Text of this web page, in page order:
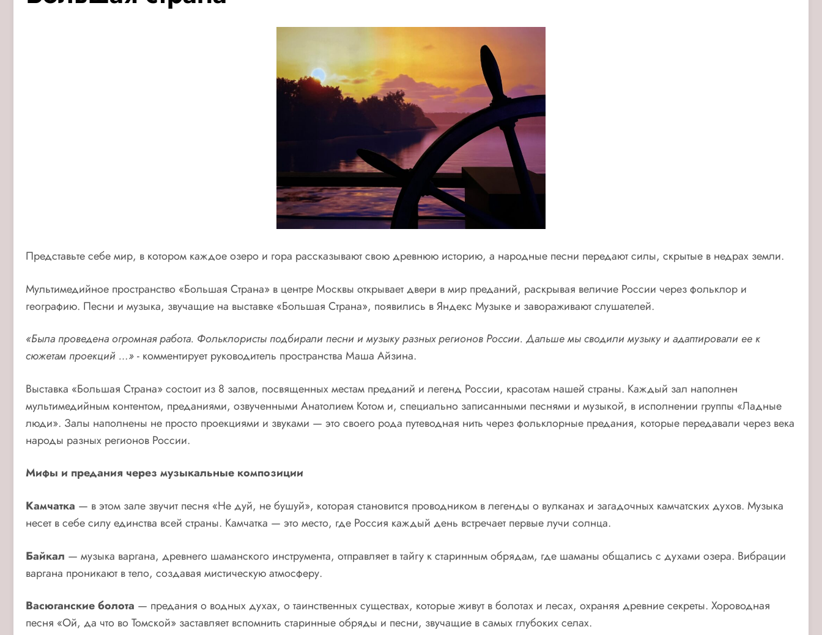
Представьте себе мир, в котором каждое озеро и гора рассказывают свою древнюю историю, а народные песни передают силы, скрытые в недрах земли.
Мультимедийное пространство «Большая Страна» в центре Москвы открывает двери в мир преданий, раскрывая величие России через фольклор и
географию. Песни и музыка, звучащие на выставке «Большая Страна», появились в Яндекс Музыке и завораживают слушателей.
«Была проведена огромная работа. Фольклористы подбирали песни и музыку разных регионов России. Дальше мы сводили музыку и адаптировали ее к
сюжетам проекций …»- комментирует руководитель пространства Маша Айзина.
Выставка «Большая Страна» состоит из 8 залов, посвященных местам преданий и легенд России, красотам нашей страны. Каждый зал наполнен
мультимедийным контентом, преданиями, озвученными Анатолием Котом и, специально записанными песнями и музыкой, в исполнении группы «Ладные
люди». Залы наполнены не просто проекциями и звуками — это своего рода путеводная нить через фольклорные предания, которые передавали через века
народы разных регионов России.
Мифы и предания через музыкальные композиции
Камчатка — в этом зале звучит песня «Не дуй, не бушуй», которая становится проводником в легенды о вулканах и загадочных камчатских духов. Музыка
несет в себе силу единства всей страны. Камчатка — это место, где Россия каждый день встречает первые лучи солнца.
Байкал — музыка варгана, древнего шаманского инструмента, отправляет в тайгу к старинным обрядам, где шаманы общались с духами озера. Вибрации
варгана проникают в тело, создавая мистическую атмосферу.
Васюганские болота — предания о водных духах, о таинственных существах, которые живут в болотах и лесах, охраняя древние секреты. Хороводная
песня «Ой, да что во Томской» заставляет вспомнить старинные обряды и песни, звучащие в самых глубоких селах.